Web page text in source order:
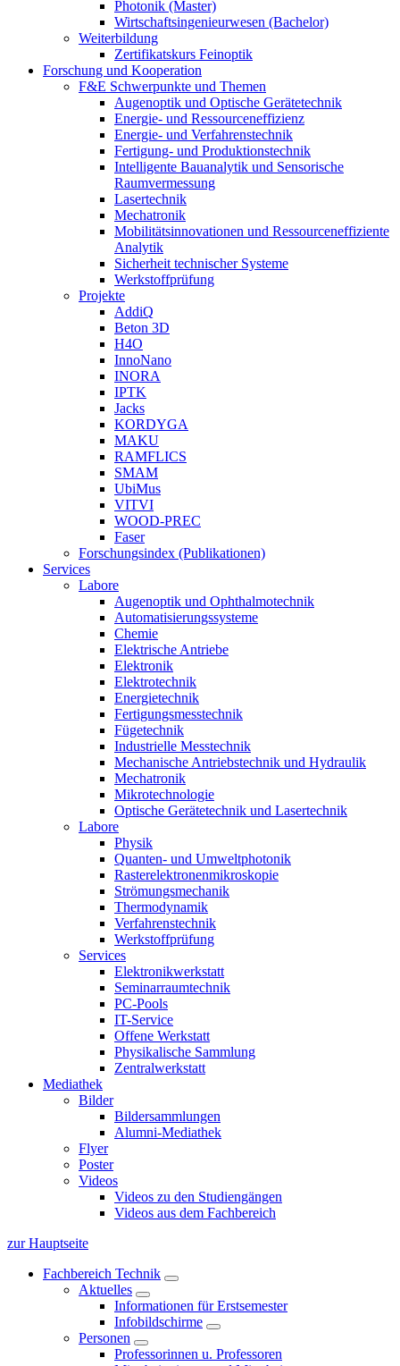
Photonik (Master)
Wirtschaftsingenieurwesen (Bachelor)
Weiterbildung
Zertifikatskurs Feinoptik
Forschung und Kooperation
F&E Schwerpunkte und Themen
Augenoptik und Optische Gerätetechnik
Energie- und Ressourceneffizienz
Energie- und Verfahrenstechnik
Fertigung- und Produktionstechnik
Intelligente Bauanalytik und Sensorische
Raumvermessung
Lasertechnik
Mechatronik
Mobilitätsinnovationen und Ressourceneffiziente
Analytik
Sicherheit technischer Systeme
Werkstoffprüfung
Projekte
AddiQ
Beton 3D
H4O
InnoNano
INORA
IPTK
Jacks
KORDYGA
MAKU
RAMFLICS
SMAM
UbiMus
VITVI
WOOD-PREC
Faser
Forschungsindex (Publikationen)
Services
Labore
Augenoptik und Ophthalmotechnik
Automatisierungssysteme
Chemie
Elektrische Antriebe
Elektronik
Elektrotechnik
Energietechnik
Fertigungsmesstechnik
Fügetechnik
Industrielle Messtechnik
Mechanische Antriebstechnik und Hydraulik
Mechatronik
Mikrotechnologie
Optische Gerätetechnik und Lasertechnik
Labore
Physik
Quanten- und Umweltphotonik
Rasterelektronenmikroskopie
Strömungsmechanik
Thermodynamik
Verfahrenstechnik
Werkstoffprüfung
Services
Elektronikwerkstatt
Seminarraumtechnik
PC-Pools
IT-Service
Offene Werkstatt
Physikalische Sammlung
Zentralwerkstatt
Mediathek
Bilder
Bildersammlungen
Alumni-Mediathek
Flyer
Poster
Videos
Videos zu den Studiengängen
Videos aus dem Fachbereich
zur Hauptseite
Fachbereich Technik
Aktuelles
Informationen für Erstsemester
Infobildschirme
Personen
Professorinnen u. Professoren